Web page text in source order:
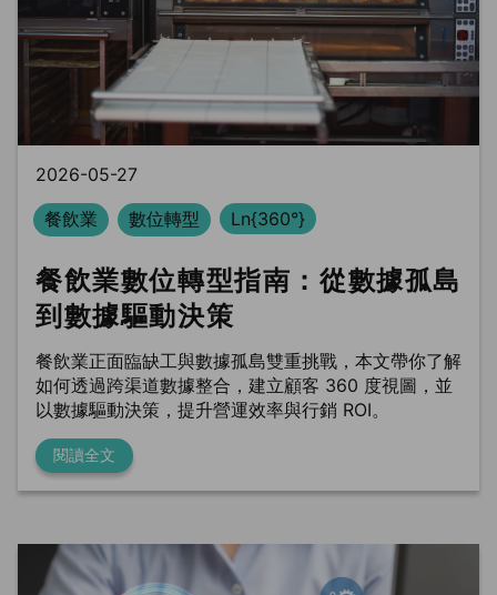
Insighta{360°}
BLS
trung tâm dữ liệu
Phòng sạch dữ liệu
Tiếng Việt
2026-05-27
餐飲業
數位轉型 Ln{360°}
餐飲業數位轉型指南：從數據孤島
到數據驅動決策
餐飲業正面臨缺工與數據孤島雙重挑戰，本文帶你了解
如何透過跨渠道數據整合，建立顧客 360 度視圖，並
以數據驅動決策，提升營運效率與行銷 ROI。
閱讀全文